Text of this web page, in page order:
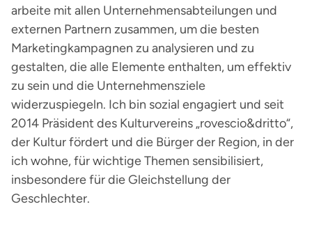
arbeite mit allen Unternehmensabteilungen und
externen Partnern zusammen, um die besten
Marketingkampagnen zu analysieren und zu
gestalten, die alle Elemente enthalten, um effektiv
zu sein und die Unternehmensziele
widerzuspiegeln. Ich bin sozial engagiert und seit
2014 Präsident des Kulturvereins „rovescio&dritto“,
der Kultur fördert und die Bürger der Region, in der
ich wohne, für wichtige Themen sensibilisiert,
insbesondere für die Gleichstellung der
Geschlechter.